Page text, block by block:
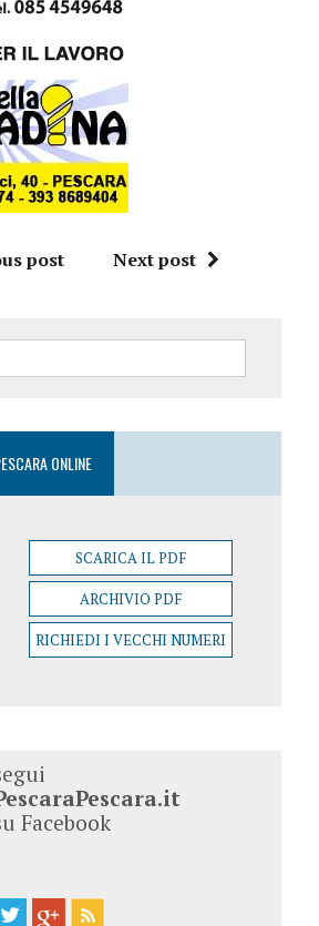
post Next post
ONLINE
SCARICA IL PDF
ARCHIVIO PDF
RICHIEDI I VECCHI NUMERI
Facebook